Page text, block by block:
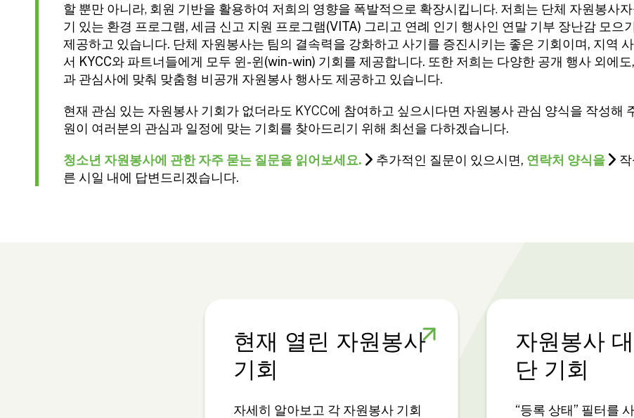
할 뿐만 아니라, 회원 기반을 활용하여 저희의 영향을 폭발적으로 확장시킵니다. 저희는 단체 자원봉사
기 있는 환경 프로그램, 세금 신고 지원 프로그램(VITA) 그리고 연례 인기 행사인 연말 기부 장난감 모으
제공하고 있습니다. 단체 자원봉사는 팀의 결속력을 강화하고 사기를 증진시키는 좋은 기회이며, 지역
서 KYCC와 파트너들에게 모두 윈-윈(win-win) 기회를 제공합니다. 또한 저희는 다양한 공개 행사 외에
과 관심사에 맞춰 맞춤형 비공개 자원봉사 행사도 제공하고 있습니다.
현재 관심 있는 자원봉사 기회가 없더라도 KYCC에 참여하고 싶으시다면 자원봉사 관심 양식을 작성해
원이 여러분의 관심과 일정에 맞는 기회를 찾아드리기 위해 최선을 다하겠습니다.
청소년 자원봉사에 관한 자주 묻는 질문을 읽어보세요. 추가적인 질문이 있으시면, 연락처 양식을
른 시일 내에 답변드리겠습니다.
현재 열린 자원봉사
기회
자세히 알아보고 각 자원봉사 기회
자원봉사
단 기회
“등록 상태” 필터를